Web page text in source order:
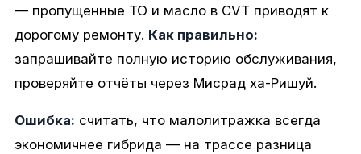
— пропущенные ТО и масло в CVT приводят к
дорогому ремонту. Как правильно:
запрашивайте полную историю обслуживания,
проверяйте отчёты через Мисрад ха-Ришуй.
Ошибка: считать, что малолитражка всегда
экономичнее гибрида — на трассе разница